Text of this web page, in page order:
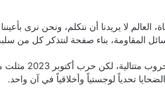
لا يريدنا أن نتكلم، ونحن نرى
المقاومة، بناء صفحة لنتذكر كل من
وتعاني غزة منذ
تحدياً لوجستياً وأخلاقياً في آن واحد.